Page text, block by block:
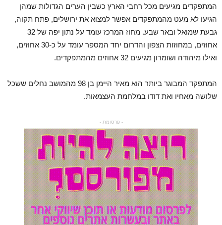
המתפקדים מגיעים מכל רחבי הארץ כשבין הערים הגדולות שמהן
הגיעו לא מעט מהמתפקדים אפשר למצוא את ירושלים, פתח תקוה,
גבעת שמואל ובאר שבע. מחוז המרכז עומד על נתון יפה של 32
אחוזים, במחוזות הצפון והדרום יחד המספר עומד על כ-30 אחוזים,
ואילו מיהודה ושומרון מגיעים 32 אחוזים מהמתפקדים.
המתפקד המבוגר ביותר הוא מאיר היימן בן 98 מהמושב נחלים ששכל
שלושה מאחיו ואת דודו במלחמת העצמאות.
- פרסומת -